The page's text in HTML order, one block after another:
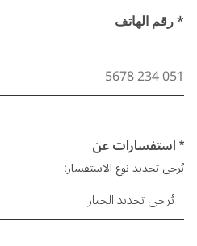
* رقم الهاتف
* استفسارات عن
يُرجى تحديد نوع الاستفسار:
يُرجى تحديد الخيار